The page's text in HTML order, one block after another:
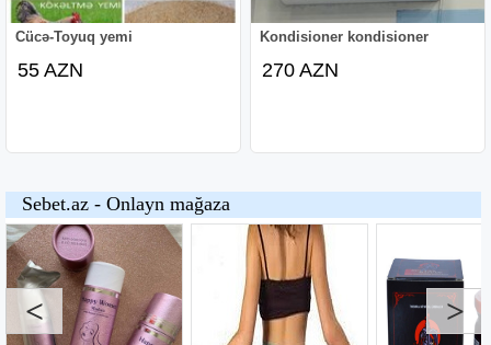
Cücə-Toyuq yemi
55 AZN
Kondisioner kondisioner
270 AZN